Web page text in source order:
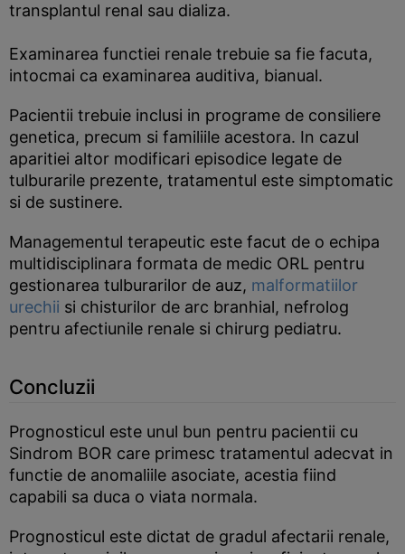
transplantul renal sau dializa.
Examinarea functiei renale trebuie sa fie facuta,
intocmai ca examinarea auditiva, bianual.
Pacientii trebuie inclusi in programe de consiliere
genetica, precum si familiile acestora. In cazul
aparitiei altor modificari episodice legate de
tulburarile prezente, tratamentul este simptomatic
si de sustinere.
Managementul terapeutic este facut de o echipa
multidisciplinara formata de medic ORL pentru
gestionarea tulburarilor de auz, malformatiilor
urechii si chisturilor de arc branhial, nefrolog
pentru afectiunile renale si chirurg pediatru.
Concluzii
Prognosticul este unul bun pentru pacientii cu
Sindrom BOR care primesc tratamentul adecvat in
functie de anomaliile asociate, acestia fiind
capabili sa duca o viata normala.
Prognosticul este dictat de gradul afectarii renale,